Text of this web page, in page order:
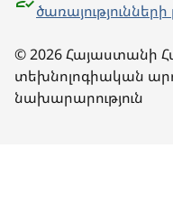
© 2026 Հայաստանի
տեխնոլոգիական
նախարարություն